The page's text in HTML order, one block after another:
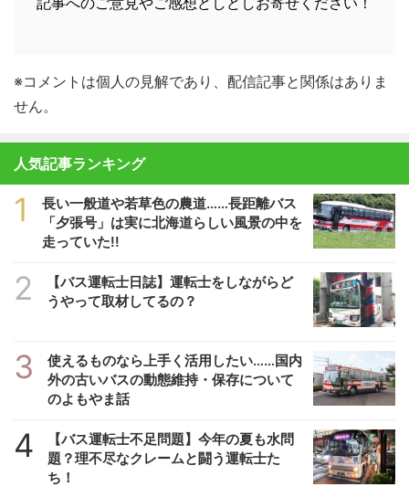
※コメントは個人の見解であり、配信記事と関係はありま
せん。
人気記事ランキング
1
長い一般道や若草色の農道……長距離バス
「夕張号」は実に北海道らしい風景の中を
走っていた!!
2
【バス運転士日誌】運転士をしながらど
うやって取材してるの？
3
使えるものなら上手く活用したい……国内
外の古いバスの動態維持・保存について
のよもやま話
4
【バス運転士不足問題】今年の夏も水問
題？理不尽なクレームと闘う運転士た
ち！